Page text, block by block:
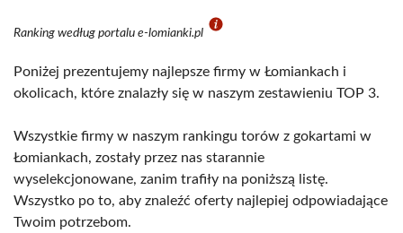
Ranking według portalu e-lomianki.pl
Poniżej prezentujemy najlepsze firmy w Łomiankach i
okolicach, które znalazły się w naszym zestawieniu TOP 3.
Wszystkie firmy w naszym rankingu torów z gokartami w
Łomiankach, zostały przez nas starannie
wyselekcjonowane, zanim trafiły na poniższą listę.
Wszystko po to, aby znaleźć oferty najlepiej odpowiadające
Twoim potrzebom.